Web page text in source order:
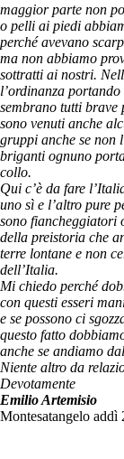
maggior parte non
o pelli ai piedi
perché avevano
ma non abbiamo
sottratti ai nostri.
l’ordinanza
sembrano tutti brave
sono venuti anche
gruppi anche se non
briganti ognuno
collo.
Qui c’è da fare
uno sì e l’altro pure
sono fiancheggiatori
della preistoria che
terre lontane e non
dell’Italia.
Mi chiedo perché
con questi esseri
e se possono ci
questo fatto
anche se andiamo
Niente altro da
Devotamente
Emilio Artemisio
Montesatangelo addì